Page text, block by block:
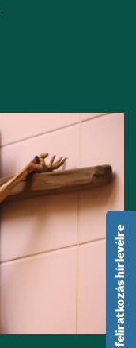
feliratkozás hírlevélre